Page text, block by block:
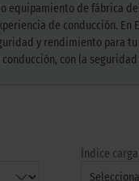
equipamiento de
de conducción.
y rendimiento
con la
Índice carga